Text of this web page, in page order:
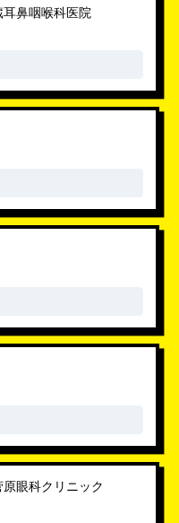
鼻咽喉科医院
眼科クリニック